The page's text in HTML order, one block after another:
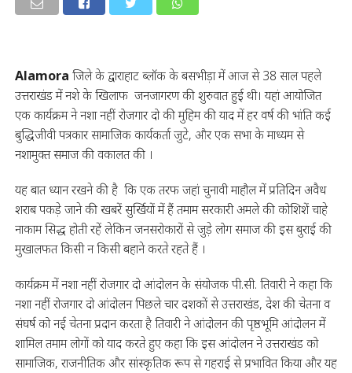
Alamora जिले के द्वाराहाट ब्लॉक के बसभीड़ा में आज से 38 साल पहले
उत्तराखंड में नशे के खिलाफ जनजागरण की शुरुवात हुई थी। यहां आयोजित
एक कार्यक्रम ने नशा नहीं रोजगार दो की मुहिम की याद में हर वर्ष की भांति कई
बुद्धिजीवी पत्रकार सामाजिक कार्यकर्ता जुटे, और एक सभा के माध्यम से
नशामुक्त समाज की वकालत की ।
यह बात ध्यान रखने की है कि एक तरफ जहां चुनावी माहौल में प्रतिदिन अवैध
शराब पकड़े जाने की खबरें सुर्खियों में हैं तमाम सरकारी अमले की कोशिशें चाहे
नाकाम सिद्ध होती रहें लेकिन जनसरोकारों से जुड़े लोग समाज की इस बुराई की
मुखालफत किसी न किसी बहाने करते रहते हैं ।
कार्यक्रम में नशा नहीं रोजगार दो आंदोलन के संयोजक पी.सी. तिवारी ने कहा कि
नशा नहीं रोजगार दो आंदोलन पिछले चार दशकों से उत्तराखंड, देश की चेतना व
संघर्ष को नई चेतना प्रदान करता है तिवारी ने आंदोलन की पृष्ठभूमि आंदोलन में
शामिल तमाम लोगों को याद करते हुए कहा कि इस आंदोलन ने उत्तराखंड को
सामाजिक, राजनीतिक और सांस्कृतिक रूप से गहराई से प्रभावित किया और यह